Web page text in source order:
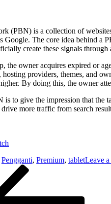
(PBN) is a collection of
Google. The core idea behind
create these signals
the owner acquires expired or
hosting providers, themes, and
By doing this, the owner
is to give the impression that the
more traffic from search
Pengganti, Premium, tabletLeave